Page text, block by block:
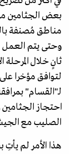
بعض الجثامين
مناطق مُصنفة
وحتى يتم العمل
ثانٍ خلال المرحلة
لتوافق مؤخرا
لـ"القسام"
احتجاز
الصليب مع
هذا الأمر لم